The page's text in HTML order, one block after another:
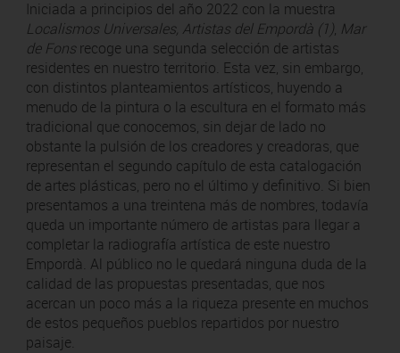
Iniciada a principios del año 2022 con la muestra
Localismos Universales, Artistas del Empordà (1), Mar
de Fonsrecoge una segunda selección de artistas
residentes en nuestro territorio. Esta vez, sin embargo,
con distintos planteamientos artísticos, huyendo a
menudo de la pintura o la escultura en el formato más
tradicional que conocemos, sin dejar de lado no
obstante la pulsión de los creadores y creadoras, que
representan el segundo capítulo de esta catalogación
de artes plásticas, pero no el último y definitivo. Si bien
presentamos a una treintena más de nombres, todavía
queda un importante número de artistas para llegar a
completar la radiografía artística de este nuestro
Empordà. Al público no le quedará ninguna duda de la
calidad de las propuestas presentadas, que nos
acercan un poco más a la riqueza presente en muchos
de estos pequeños pueblos repartidos por nuestro
paisaje.